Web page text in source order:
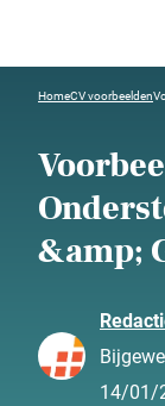
HomeCV voorbeelden
&amp;
14/01/